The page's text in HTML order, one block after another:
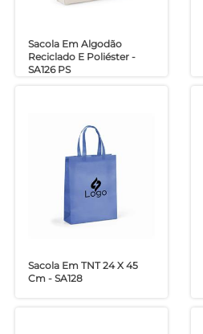
Sacola Em Algodão
Reciclado E Poliéster -
SA126 PS
Sacola Em TNT 24 X 45
Cm - SA128